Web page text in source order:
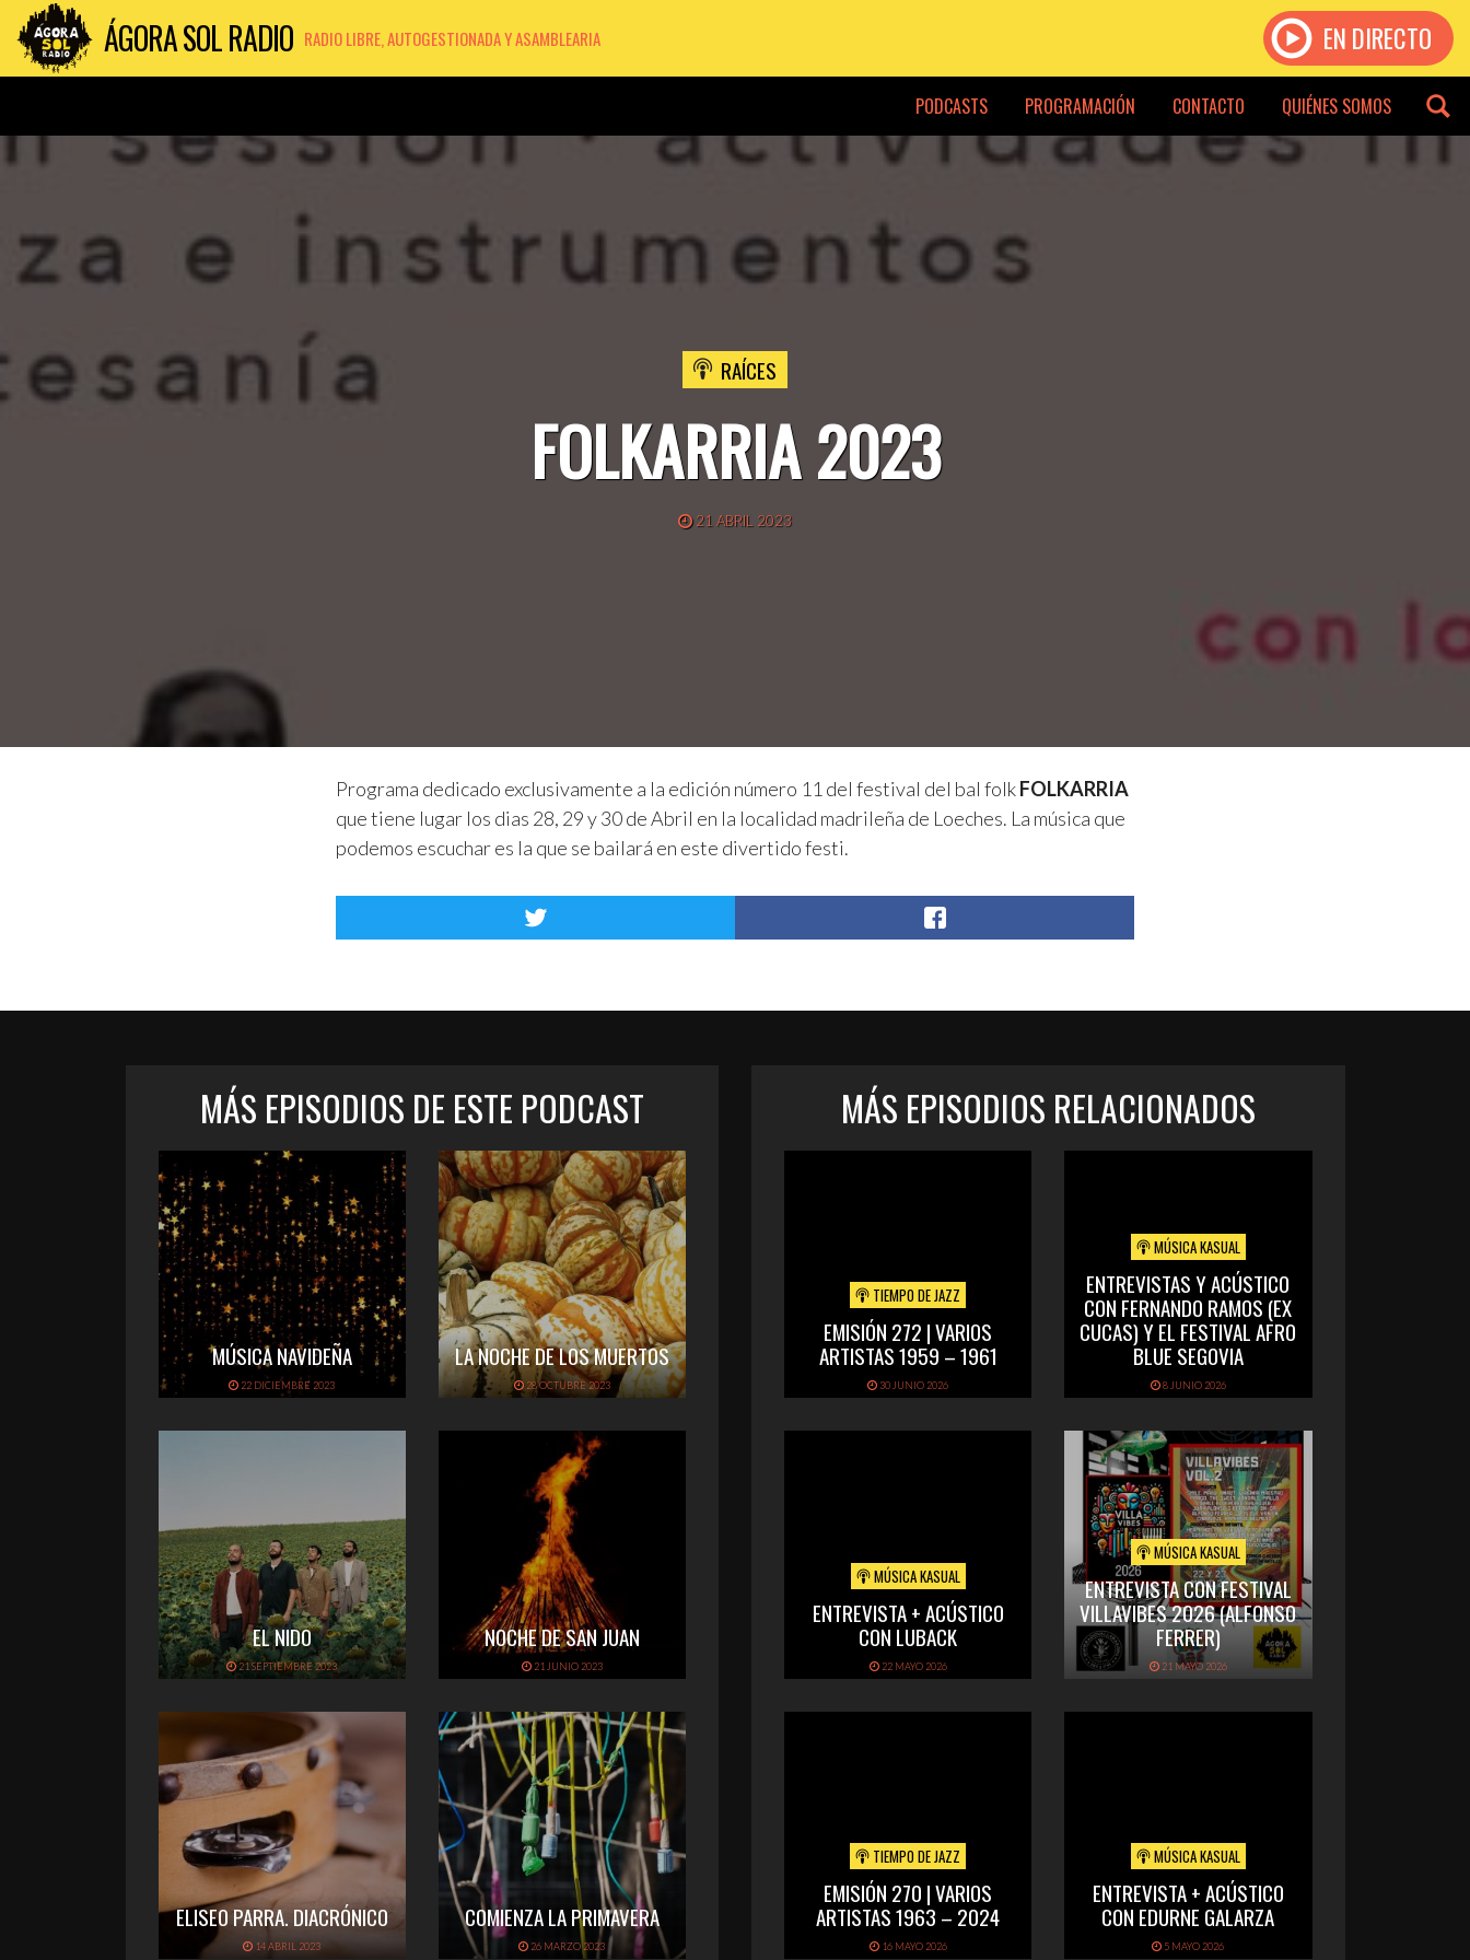
ÁGORA SOL RADIO RADIO LIBRE, AUTOGESTIONADA Y ASAMBLEARIA EN DIRECTO
PODCASTS PROGRAMACIÓN CONTACTO QUIÉNES SOMOS
RAÍCES
FOLKARRIA 2023
21 ABRIL 2023
Programa dedicado exclusivamente a la edición número 11 del festival del bal folkFOLKARRIA
que tiene lugar los dias 28, 29 y 30 de Abril en la localidad madrileña de Loeches. La música que
podemos escuchar es la que se bailará en este divertido festi.
MÁS EPISODIOS DE ESTE PODCAST
MÚSICA NAVIDEÑA
22 DICIEMBRE 2023
LA NOCHE DE LOS MUERTOS
28 OCTUBRE 2023
EL NIDO
21 SEPTIEMBRE 2023
NOCHE DE SAN JUAN
21 JUNIO 2023
ELISEO PARRA. DIACRÓNICO
14 ABRIL 2023
COMIENZA LA PRIMAVERA
26 MARZO 2023
MÁS EPISODIOS RELACIONADOS
TIEMPO DE JAZZ
EMISIÓN 272 | VARIOS
ARTISTAS 1959 – 1961
30 JUNIO 2026
MÚSICA KASUAL
ENTREVISTAS Y ACÚSTICO
CON FERNANDO RAMOS (EX
CUCAS) Y EL FESTIVAL AFRO
BLUE SEGOVIA
8 JUNIO 2026
MÚSICA KASUAL
ENTREVISTA + ACÚSTICO
CON LUBACK
22 MAYO 2026
MÚSICA KASUAL
ENTREVISTA CON FESTIVAL
VILLAVIBES 2026 (ALFONSO
FERRER)
21 MAYO 2026
TIEMPO DE JAZZ
EMISIÓN 270 | VARIOS
ARTISTAS 1963 – 2024
16 MAYO 2026
MÚSICA KASUAL
ENTREVISTA + ACÚSTICO
CON EDURNE GALARZA
5 MAYO 2026